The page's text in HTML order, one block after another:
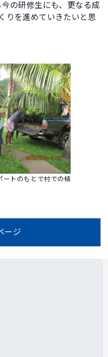
の研修生にも、更なる成
りを進めていきたいと思
ートのもとで村での植
ージ